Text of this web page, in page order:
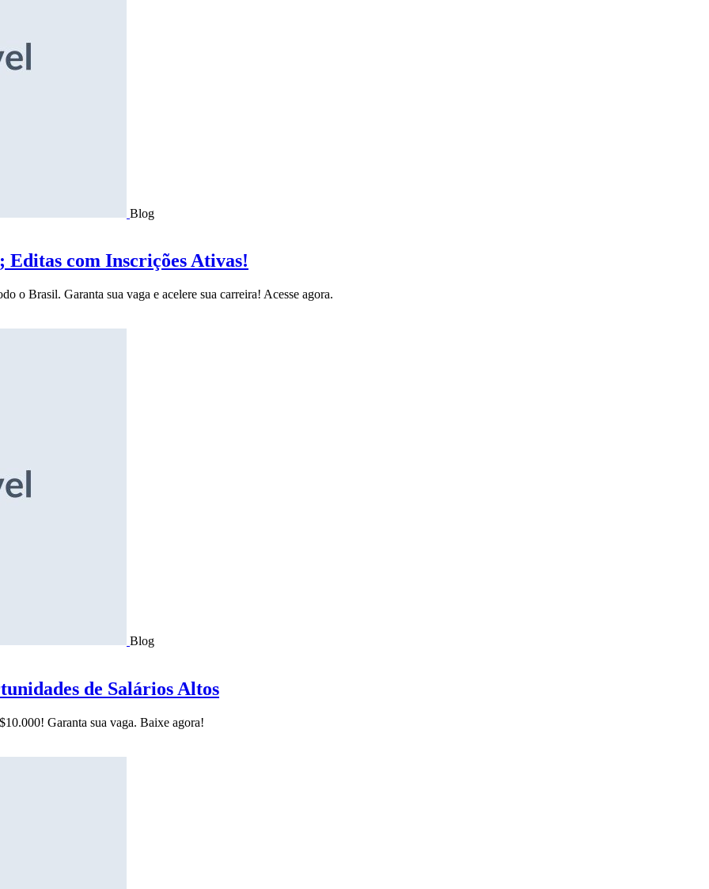
Blog
com Inscrições Ativas!
o Brasil. Garanta sua vaga e acelere sua carreira! Acesse agora.
Blog
de Salários Altos
Garanta sua vaga. Baixe agora!